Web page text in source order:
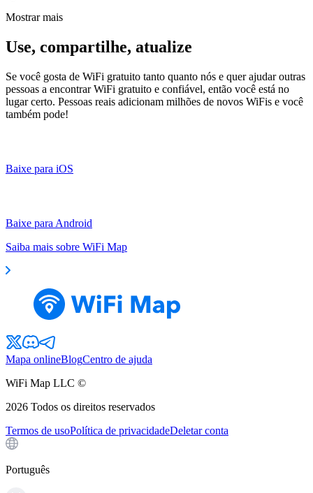
Mostrar mais
Use, compartilhe, atualize
Se você gosta de WiFi gratuito tanto quanto nós e quer ajudar outras
pessoas a encontrar WiFi gratuito e confiável, então você está no
lugar certo. Pessoas reais adicionam milhões de novos WiFis e você
também pode!
Baixe para iOS
Baixe para Android
Saiba mais sobre WiFi Map
Mapa onlineBlogCentro de ajuda
WiFi Map LLC ©
2026 Todos os direitos reservados
Termos de usoPolítica de privacidadeDeletar conta
Português